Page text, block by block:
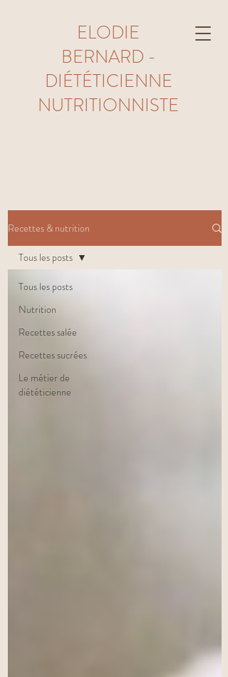
ELODIE
BERNARD -
DIÉTÉTICIENNE
NUTRITIONNISTE
Recettes & nutrition
Tous les posts
Nutrition
Recettes salée
Recettes sucrées
Le métier de
diététicienne
Tous les posts